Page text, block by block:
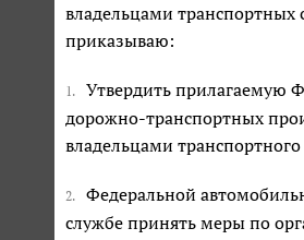
владельцами транспортных
приказываю:
1.
Утвердить прилагаемую
дорожно-транспортных
владельцами транспортного
2.
Федеральной
службе принять меры по